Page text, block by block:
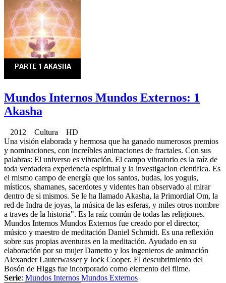
Mundos Internos Mundos Externos: 1
Akasha
2012 Cultura HD
Una visión elaborada y hermosa que ha ganado numerosos premios
y nominaciones, con increíbles animaciones de fractales. Con sus
palabras: El universo es vibración. El campo vibratorio es la raíz de
toda verdadera experiencia espiritual y la investigacion cientifica. Es
el mismo campo de energía que los santos, budas, los yoguis,
místicos, shamanes, sacerdotes y videntes han observado al mirar
dentro de si mismos. Se le ha llamado Akasha, la Primordial Om, la
red de Indra de joyas, la música de las esferas, y miles otros nombre
a traves de la historia". Es la raíz común de todas las religiones.
Mundos Internos Mundos Externos fue creado por el director,
músico y maestro de meditación Daniel Schmidt. Es una reflexión
sobre sus propias aventuras en la meditación. Ayudado en su
elaboración por su mujer Dametto y los ingenieros de animación
Alexander Lauterwasser y Jock Cooper. El descubrimiento del
Bosón de Higgs fue incorporado como elemento del filme.
Serie: Mundos Internos Mundos Externos